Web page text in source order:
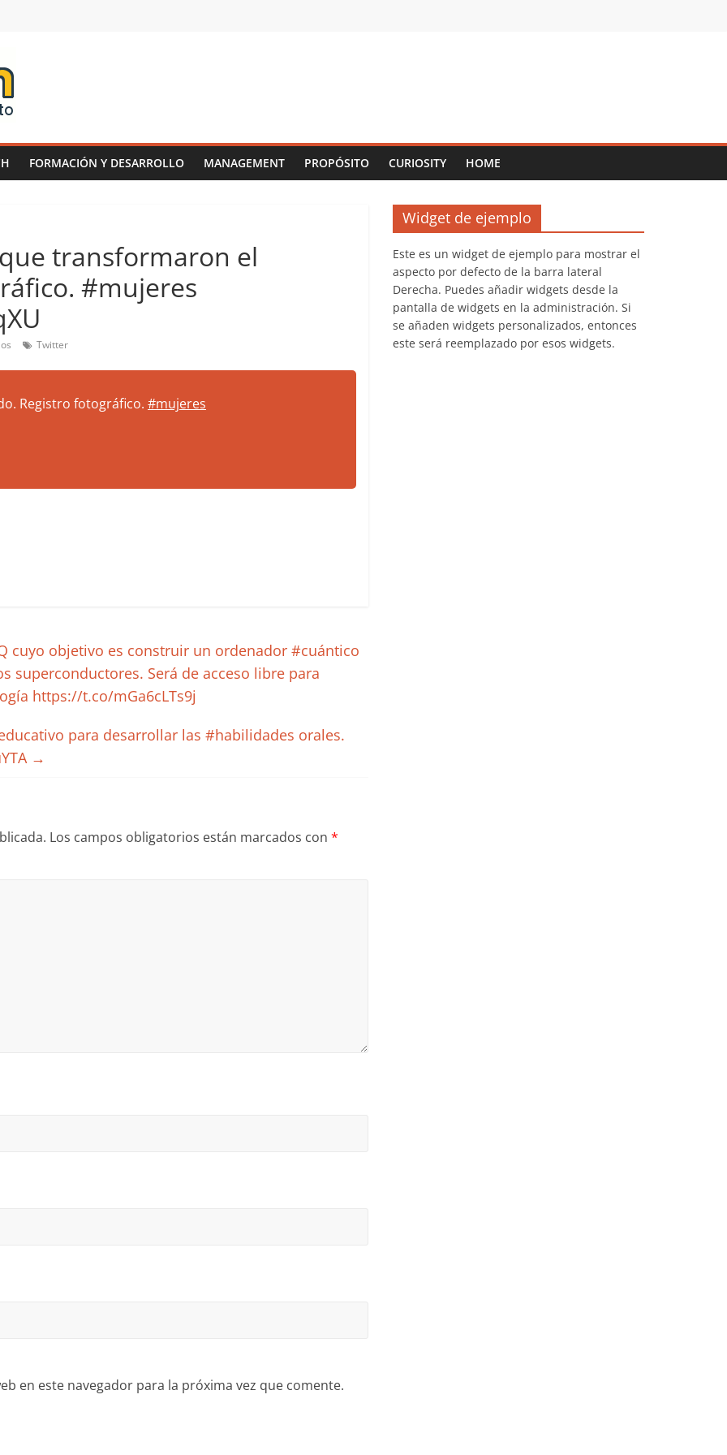
FORMACIÓN Y DESARROLLO MANAGEMENT PROPÓSITO CURIOSITY HOME
transformaron el
#mujeres
Twitter
Registro fotográfico. #mujeres
cuyo objetivo es construir un ordenador #cuántico
superconductores. Será de acceso libre para
https://t.co/mGa6cLTs9j
para desarrollar las #habilidades orales.
→
Los campos obligatorios están marcados con *
en este navegador para la próxima vez que comente.
Widget de ejemplo
Este es un widget de ejemplo para mostrar el
aspecto por defecto de la barra lateral
Derecha. Puedes añadir widgets desde la
pantalla de widgets en la administración. Si
se añaden widgets personalizados, entonces
este será reemplazado por esos widgets.